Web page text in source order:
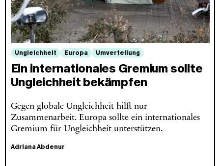
Ungleichheit Europa Umverteilung
Ein internationales Gremium sollte
Ungleichheit bekämpfen
Gegen globale Ungleichheit hilft nur
Zusammenarbeit. Europa sollte ein internationales
Gremium für Ungleichheit unterstützen.
Adriana Abdenur